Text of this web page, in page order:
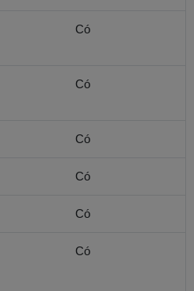
Có
Có
Có
Có
Có
Có